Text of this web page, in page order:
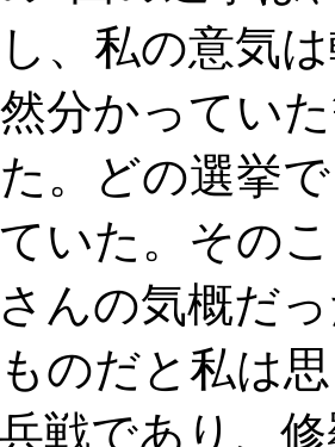
、私の意気
分かってい
。どの選挙
いた。その
んの気概だ
のだと私は
戦であり、